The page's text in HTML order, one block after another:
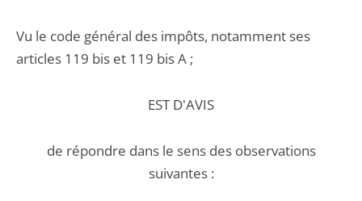
Vu le code général des impôts, notamment ses
articles 119 bis et 119 bis A ;
EST D'AVIS
de répondre dans le sens des observations
suivantes :